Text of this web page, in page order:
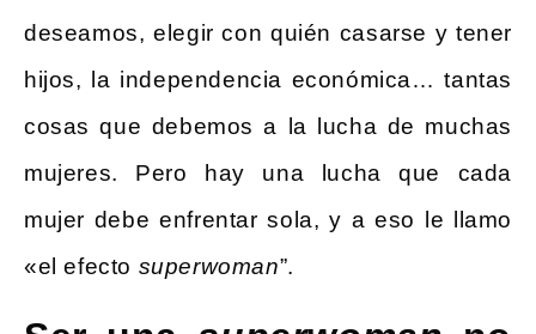
deseamos, elegir con quién casarse y tener
hijos, la independencia económica… tantas
cosas que debemos a la lucha de muchas
mujeres. Pero hay una lucha que cada
mujer debe enfrentar sola, y a eso le llamo
«el efecto superwoman”.